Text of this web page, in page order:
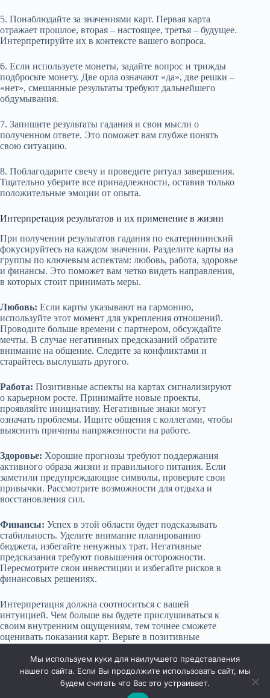
5. Понаблюдайте за значениями карт. Первая карта
отражает прошлое, вторая – настоящее, третья – будущее.
Интерпретируйте их в контексте вашего вопроса.
6. Если используете монеты, задайте вопрос и трижды
подбросьте монету. Две орла означают «да», две решки –
«нет», смешанные результаты требуют дальнейшего
обдумывания.
7. Запишите результаты гадания и свои мысли о
полученном ответе. Это поможет вам глубже понять
свою ситуацию.
8. Поблагодарите свечу и проведите ритуал завершения.
Тщательно уберите все принадлежности, оставив только
положительные эмоции от опыта.
Интерпретация результатов и их применение в жизни
При получении результатов гадания по екатерининский
фокусируйтесь на каждом значении. Разделите карты на
группы по ключевым аспектам: любовь, работа, здоровье
и финансы. Это поможет вам четко видеть направления,
в которых стоит принимать меры.
Любовь: Если карты указывают на гармонию,
используйте этот момент для укрепления отношений.
Проводите больше времени с партнером, обсуждайте
мечты. В случае негативных предсказаний обратите
внимание на общение. Следите за конфликтами и
старайтесь выслушать другого.
Работа: Позитивные аспекты на картах сигнализируют
о карьерном росте. Принимайте новые проекты,
проявляйте инициативу. Негативные знаки могут
означать проблемы. Ищите общения с коллегами, чтобы
выяснить причины напряженности на работе.
Здоровье: Хорошие прогнозы требуют поддержания
активного образа жизни и правильного питания. Если
заметили предупреждающие символы, проверьте свои
привычки. Рассмотрите возможности для отдыха и
восстановления сил.
Финансы: Успех в этой области будет подсказывать
стабильность. Уделите внимание планированию
бюджета, избегайте ненужных трат. Негативные
предсказания требуют повышения осторожности.
Пересмотрите свои инвестиции и избегайте рисков в
финансовых решениях.
Интерпретация должна соотноситься с вашей
интуицией. Чем больше вы будете прислушиваться к
своим внутренним ощущениям, тем точнее сможете
оценивать показания карт. Верьте в позитивные
рекомендациями.
Мы используем куки для наилучшего представления
нашего сайта. Если Вы продолжите использовать сайт, мы
будем считать что Вас это устраивает.